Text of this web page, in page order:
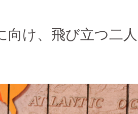
向け、飛び立つ二人